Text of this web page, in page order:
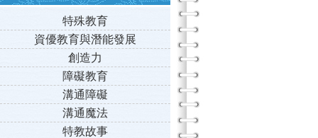
特殊教育
資優教育與潛能發展
創造力
障礙教育
溝通障礙
溝通魔法
特教故事